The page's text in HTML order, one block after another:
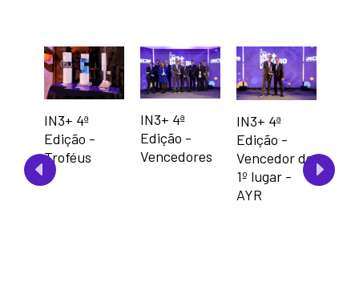
IN3+ 4ª
Edição -
Troféus
IN3+ 4ª
Edição -
Vencedores
IN3+ 4ª
Edição -
Vencedor do
1º lugar -
AYR
2º